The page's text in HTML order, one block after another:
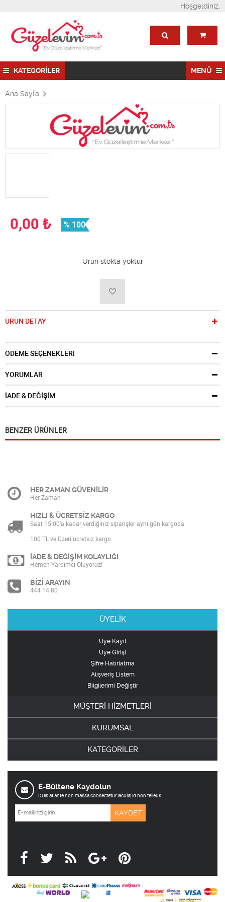
Hoşgeldiniz,
KATEGORİLER MENÜ
Ana Sayfa
0,00 ₺ % 100
Ürün stokta yoktur
ÜRÜN DETAY
ÖDEME SEÇENEKLERİ
YORUMLAR
İADE & DEĞİŞİM
BENZER ÜRÜNLER
HER ZAMAN GÜVENİLİR
Her Zaman
HIZLI & ÜCRETSİZ KARGO
Saat 15:00’a kadar verdiğiniz siparişler aynı gün kargoda.
100 TL ve Üzeri ücretsiz kargo
İADE & DEĞİŞİM KOLAYLIĞI
Hemen Yardımcı Oluyoruz!
BİZİ ARAYIN
444 14 80
ÜYELİK
Üye Kayıt
Üye Girişi
Şifre Hatırlatma
Alışveriş Listem
Bilgilerimi Değiştir
MÜŞTERİ HİZMETLERİ
KURUMSAL
KATEGORİLER
E-Bültene Kaydolun
DUis at ante non massa consectetur iaculis id non telleus